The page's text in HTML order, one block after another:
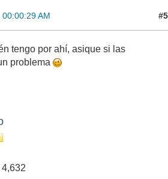
AM #5
tengo por ahí, asique si las
problema